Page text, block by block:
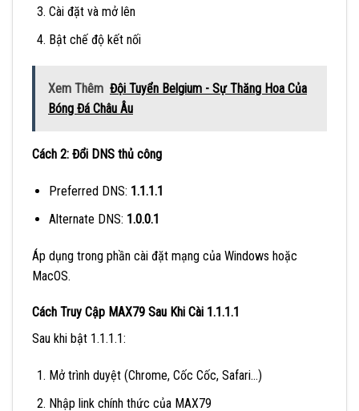
Cài đặt và mở lên
Bật chế độ kết nối
Xem Thêm Đội Tuyển Belgium - Sự Thăng Hoa Của
Bóng Đá Châu Âu
Cách 2: Đổi DNS thủ công
Preferred DNS: 1.1.1.1
Alternate DNS: 1.0.0.1
Áp dụng trong phần cài đặt mạng của Windows hoặc
MacOS.
Cách Truy Cập MAX79 Sau Khi Cài 1.1.1.1
Sau khi bật 1.1.1.1:
Mở trình duyệt (Chrome, Cốc Cốc, Safari…)
Nhập link chính thức của MAX79